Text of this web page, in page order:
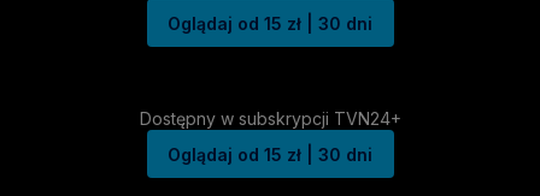
Oglądaj od 15 zł | 30 dni
Dostępny w subskrypcji TVN24+
Oglądaj od 15 zł | 30 dni